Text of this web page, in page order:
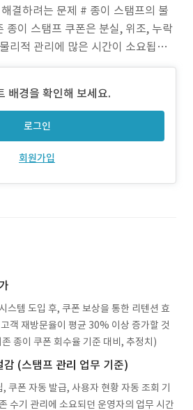
결하려는 문제 # 종이 스탬프의 불
종이 스탬프 쿠폰은 분실, 위조, 누락
리적 관리에 많은 시간이 소요됩니
나 쿠폰 사용 이력도 수기 관리로 인
식은 반복 고객 관리가 불가능하며,
배경을 확인해 보세요.
로그인
회원가입
스템 도입 후, 쿠폰 보상을 통한 리텐션 효
객 재방문율이 평균 30% 이상 증가할 것
종이 쿠폰 회수율 기준 대비, 추정치)
(스탬프 관리 업무 기준)
쿠폰 자동 발급, 사용자 현황 자동 조회 기
수기 관리에 소요되던 운영자의 업무 시간